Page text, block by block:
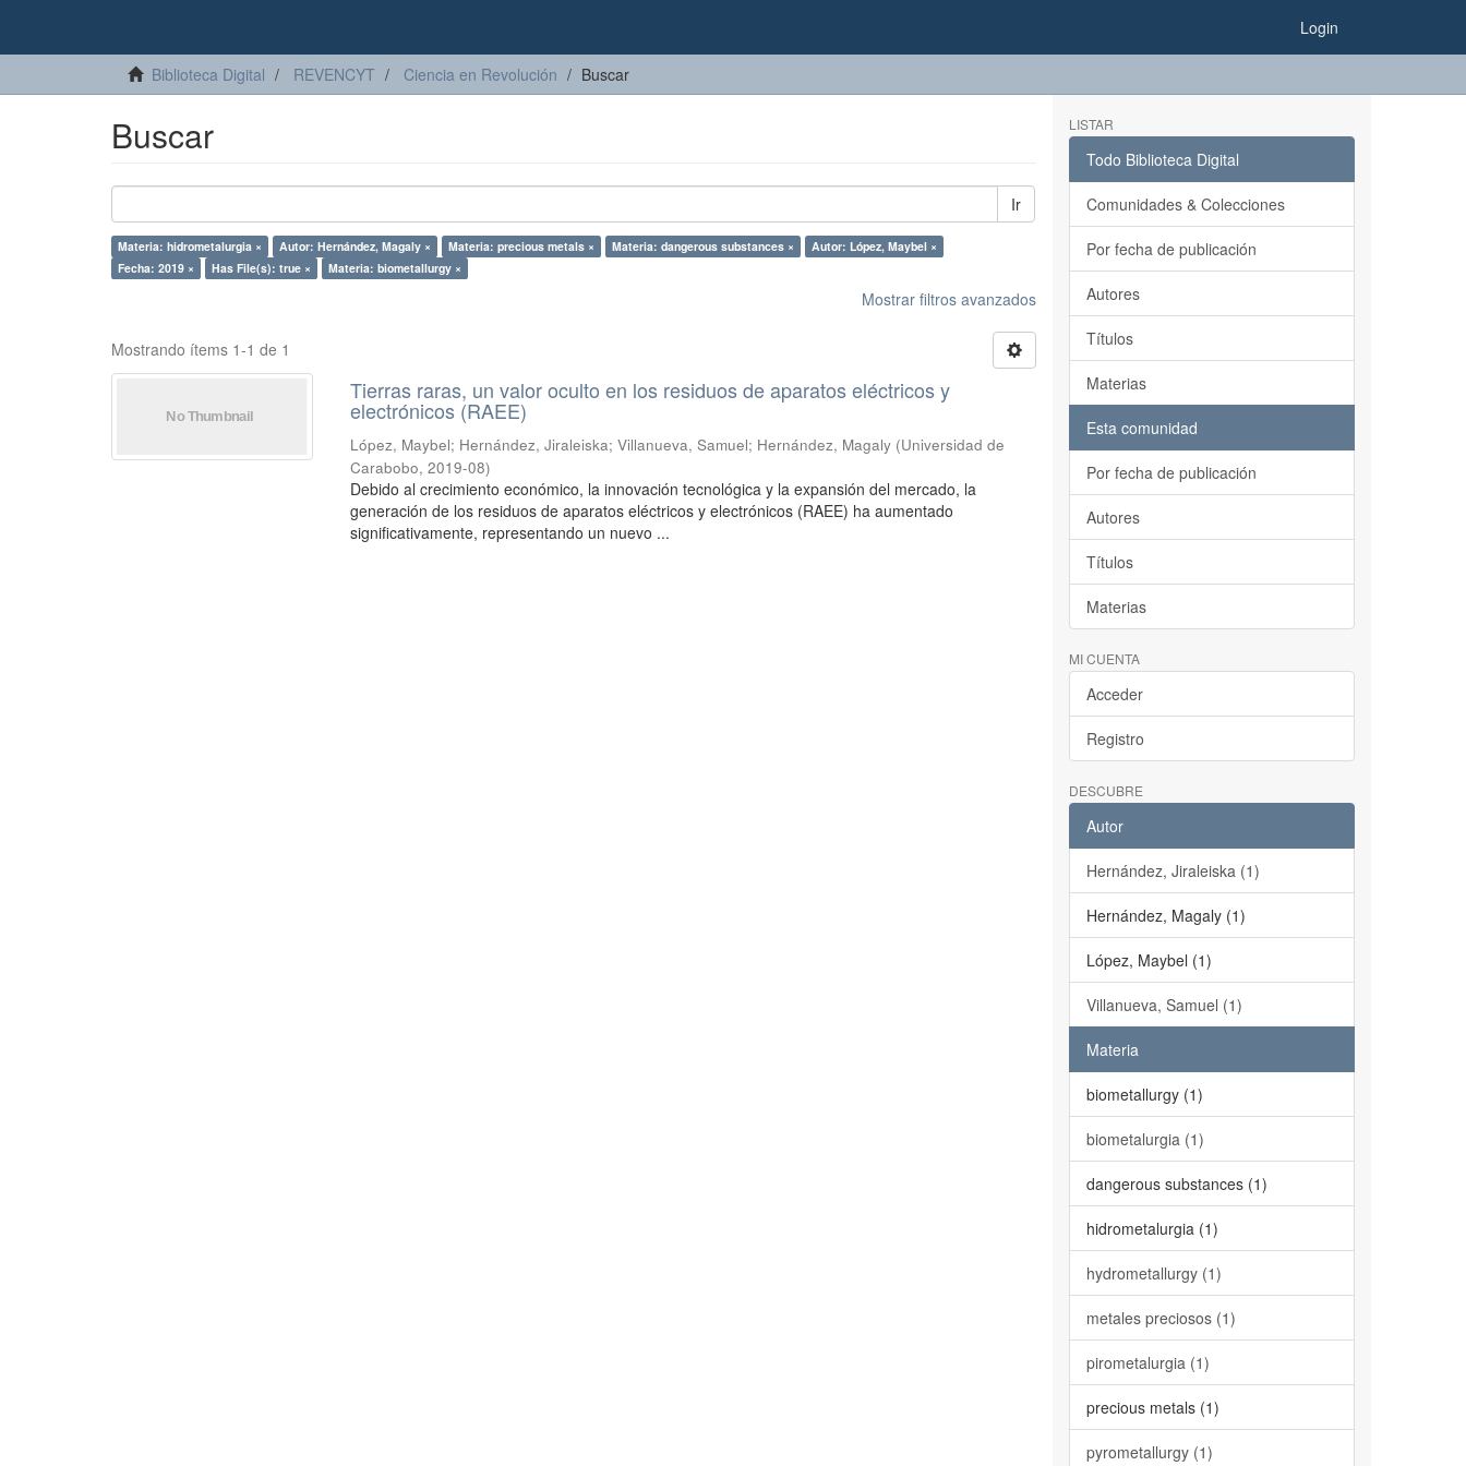
Login
Biblioteca Digital REVENCYT Ciencia en Revolución Buscar
Buscar
Ir
Materia: hidrometalurgia × Autor: Hernández, Magaly × Materia: precious metals × Materia: dangerous substances ×
Autor: López, Maybel ×
Fecha: 2019 ×
Has File(s): true × Materia: biometallurgy ×
Mostrar filtros avanzados
Mostrando ítems 1-1 de 1
Tierras raras, un valor oculto en los residuos de aparatos eléctricos y
electrónicos (RAEE)
López, Maybel; Hernández, Jiraleiska;Villanueva, Samuel; Hernández, Magaly (Universidad de
Carabobo,2019-08)
Debido al crecimiento económico, la innovación tecnológica y la expansión del mercado, la
generación de los residuos de aparatos eléctricos y electrónicos (RAEE) ha aumentado
significativamente, representando un nuevo ...
LISTAR
Todo Biblioteca Digital
Comunidades & Colecciones
Por fecha de publicación
Autores
Títulos
Materias
Esta comunidad
Por fecha de publicación
Autores
Títulos
Materias
MI CUENTA
Acceder
Registro
DESCUBRE
Autor
Hernández, Jiraleiska (1)
Hernández, Magaly (1)
López, Maybel (1)
Villanueva, Samuel (1)
Materia
biometallurgy (1)
biometalurgia (1)
dangerous substances (1)
hidrometalurgia (1)
hydrometallurgy (1)
metales preciosos (1)
pirometalurgia (1)
precious metals (1)
pyrometallurgy (1)